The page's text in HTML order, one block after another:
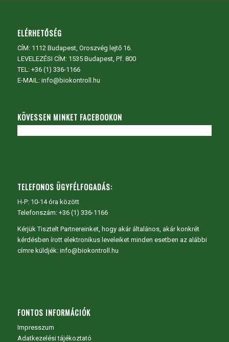
ELÉRHETŐSÉG
CÍM: 1112 Budapest, Oroszvég lejtő 16.
LEVELEZÉSI CÍM: 1535 Budapest, Pf. 800
TEL: +36 (1) 336-1166
E-MAIL: info@biokontroll.hu
KÖVESSEN MINKET FACEBOOKON
TELEFONOS ÜGYFÉLFOGADÁS:
H-P: 10-14 óra között
Telefonszám: +36 (1) 336-1166
Kérjük Tisztelt Partnereinket, hogy akár általános, akár konkrét
kérdésben írott elektronikus leveleiket minden esetben az alábbi
címre küldjék: info@biokontroll.hu
FONTOS INFORMÁCIÓK
Impresszum
Adatkezelési tájékoztató